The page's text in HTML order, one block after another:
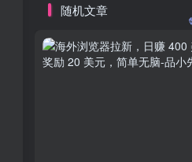
随机文章